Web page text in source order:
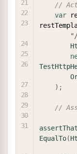
//
var
) ;
//
assertThat
EqualTo(